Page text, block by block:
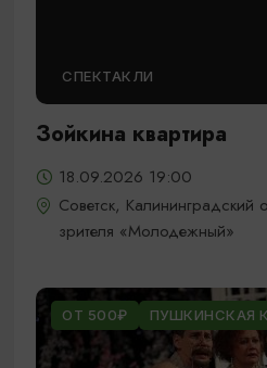
СПЕКТАКЛИ
Зойкина квартира
18.09.2026 19:00
Советск, Калининградский
зрителя «Молодежный»
ОТ 500₽ ПУШКИНСКАЯ